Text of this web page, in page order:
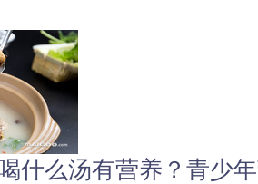
什么汤有营养？青少